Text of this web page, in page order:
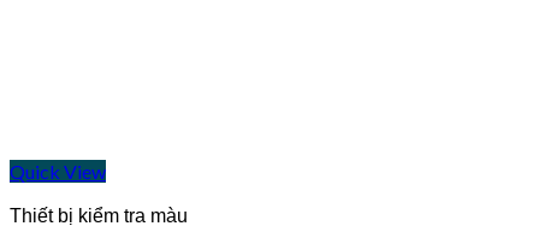
Quick View
Thiết bị kiểm tra màu